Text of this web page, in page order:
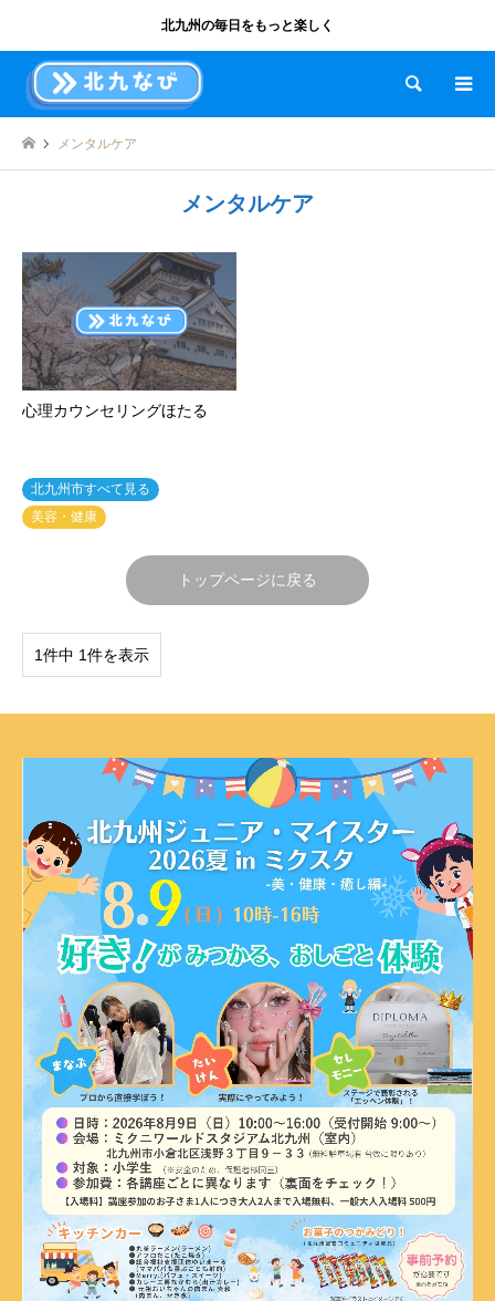
北九州の毎日をもっと楽しく
検索
メンタルケア
メンタルケア
心理カウンセリングほたる
北九州市すべて見る
美容・健康
トップページに戻る
1件中 1件を表示